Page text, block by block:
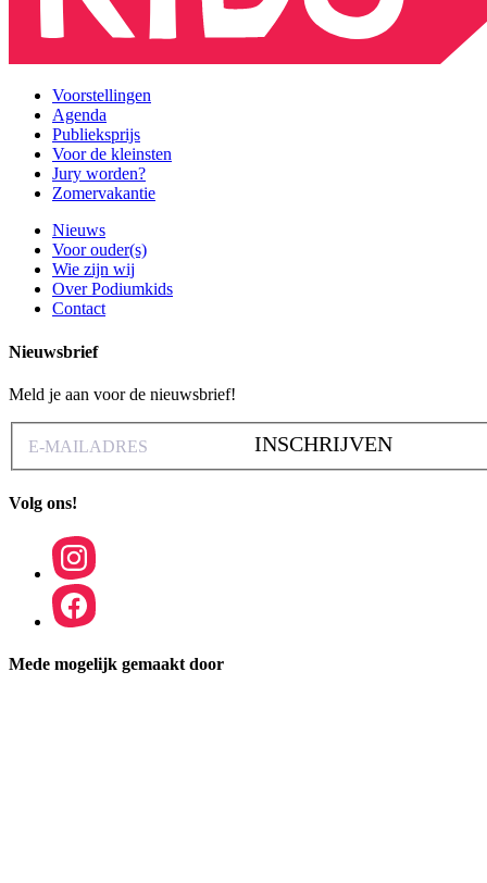
Voorstellingen
Agenda
Publieksprijs
Voor de kleinsten
Jury worden?
Zomervakantie
Nieuws
Voor ouder(s)
Wie zijn wij
Over Podiumkids
Contact
Nieuwsbrief
Meld je aan voor de nieuwsbrief!
INSCHRIJVEN
Volg ons!
Mede mogelijk gemaakt door